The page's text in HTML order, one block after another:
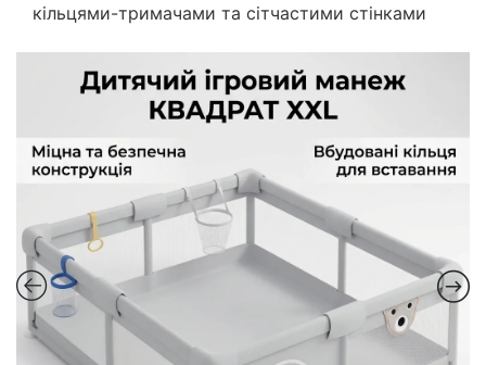
кільцями-тримачами та сітчастими стінками